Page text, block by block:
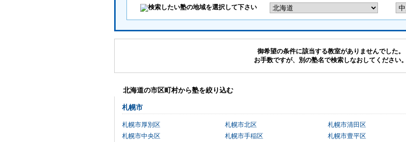
御希望の条件に該当する教室がありませんでした。
お手数ですが、別の塾名で検索しなおしてください。
北海道の市区町村から塾を絞り込む
札幌市
札幌市厚別区 札幌市北区 札幌市清田区
札幌市中央区
札幌市手稲区 札幌市豊平区